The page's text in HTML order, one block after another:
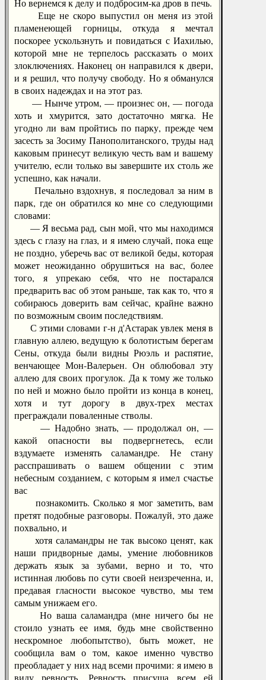
Но вернемся к делу и подбросим-ка дров в печь.
Еще не скоро выпустил он меня из этой
пламенеющей горницы, откуда я мечтал
поскорее ускользнуть и повидаться с Иахилью,
которой мне не терпелось рассказать о моих
злоключениях. Наконец он направился к двери,
и я решил, что получу свободу. Но я обманулся
в своих надеждах и на этот раз.
— Нынче утром, — произнес он, — погода
хоть и хмурится, зато достаточно мягка. Не
угодно ли вам пройтись по парку, прежде чем
засесть за Зосиму Панополитанского, труды над
каковым принесут великую честь вам и вашему
учителю, если только вы завершите их столь же
успешно, как начали.
Печально вздохнув, я последовал за ним в
парк, где он обратился ко мне со следующими
словами:
— Я весьма рад, сын мой, что мы находимся
здесь с глазу на глаз, и я имею случай, пока еще
не поздно, уберечь вас от великой беды, которая
может неожиданно обрушиться на вас, более
того, я упрекаю себя, что не постарался
предварить вас об этом раньше, так как то, что я
собираюсь доверить вам сейчас, крайне важно
по возможным своим последствиям.
С этими словами г-н д'Астарак увлек меня в
главную аллею, ведущую к болотистым берегам
Сены, откуда были видны Рюэль и распятие,
венчающее Мон-Валерьен. Он облюбовал эту
аллею для своих прогулок. Да к тому же только
по ней и можно было пройти из конца в конец,
хотя и тут дорогу в двух-трех местах
преграждали поваленные стволы.
— Надобно знать, — продолжал он, —
какой опасности вы подвергнетесь, если
вздумаете изменять саламандре. Не стану
расспрашивать о вашем общении с этим
небесным созданием, с которым я имел счастье
вас
познакомить. Сколько я мог заметить, вам
претят подобные разговоры. Пожалуй, это даже
похвально, и
хотя саламандры не так высоко ценят, как
наши придворные дамы, умение любовников
держать язык за зубами, верно и то, что
истинная любовь по сути своей неизреченна, и,
предавая гласности высокое чувство, мы тем
самым унижаем его.
Но ваша саламандра (мне ничего бы не
стоило узнать ее имя, будь мне свойственно
нескромное любопытство), быть может, не
сообщила вам о том, какое именно чувство
преобладает у них над всеми прочими: я имею в
виду ревность. Ревность присуща всем ей